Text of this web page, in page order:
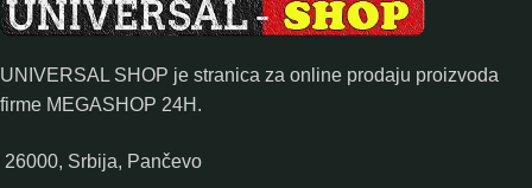
UNIVERSAL SHOP je stranica za online prodaju proizvoda
firme MEGASHOP 24H.
26000, Srbija, Pančevo